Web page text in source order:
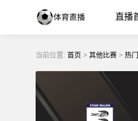
直播
当前位置: 首页 > 其他比赛 > 热